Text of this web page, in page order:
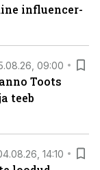
influencer-
09:00
Toots
teeb
14:10